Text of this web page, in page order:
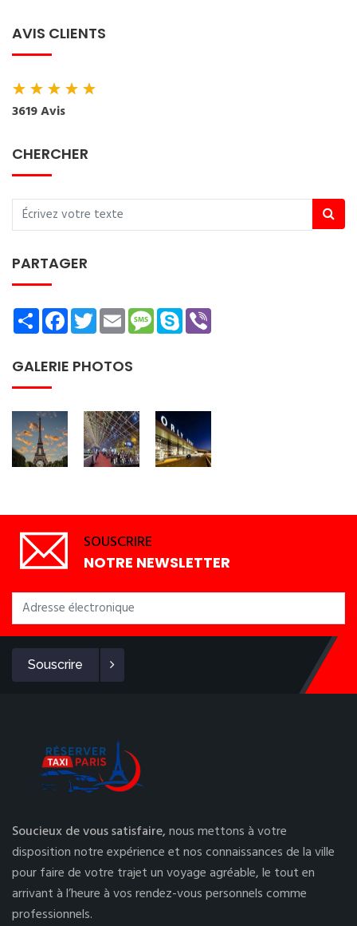
AVIS CLIENTS
★★★★★
3619 Avis
CHERCHER
PARTAGER
ShareFacebookTwitterEmailMessage
Skype
GALERIE PHOTOS
SOUSCRIRE
NOTRE NEWSLETTER
Souscrire
Soucieux de vous satisfaire,nous mettons à votre
disposition notre expérience et nos connaissances de la ville
pour faire de votre trajet un voyage agréable, le tout en
arrivant à l’heure à vos rendez-vous personnels comme
professionnels.